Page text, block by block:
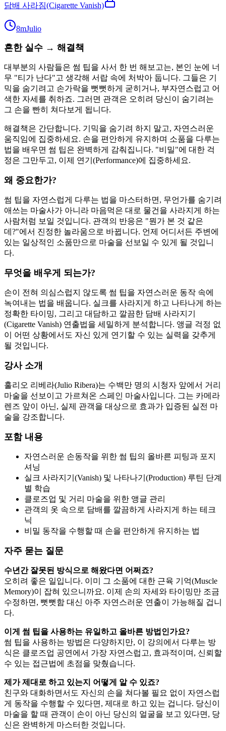
담배 사라짐(Cigarette Vanish)
8mJulio
흔한 실수 → 해결책
대부분의 사람들은 썸 팁을 사서 한 번 해보고는, 본인 눈에 너
무 "티가 난다"고 생각해 서랍 속에 처박아 둡니다. 그들은 기
믹을 숨기려고 손가락을 뻣뻣하게 굳히거나, 부자연스럽고 어
색한 자세를 취하죠. 그러면 관객은 오히려 당신이 숨기려는
그 손을 빤히 쳐다보게 됩니다.
해결책은 간단합니다. 기믹을 숨기려 하지 말고, 자연스러운
움직임에 집중하세요. 손을 편안하게 유지하며 소품을 다루는
법을 배우면 썸 팁은 완벽하게 감춰집니다. "비밀"에 대한 걱
정은 그만두고, 이제 연기(Performance)에 집중하세요.
왜 중요한가?
썸 팁을 자연스럽게 다루는 법을 마스터하면, 무언가를 숨기려
애쓰는 마술사가 아니라 마음먹은 대로 물건을 사라지게 하는
사람처럼 보일 것입니다. 관객의 반응은 "뭔가 본 것 같은
데?"에서 진정한 놀라움으로 바뀝니다. 언제 어디서든 주변에
있는 일상적인 소품만으로 마술을 선보일 수 있게 될 것입니
다.
무엇을 배우게 되는가?
손이 전혀 의심스럽지 않도록 썸 팁을 자연스러운 동작 속에
녹여내는 법을 배웁니다. 실크를 사라지게 하고 나타나게 하는
정확한 타이밍, 그리고 대담하고 깔끔한 담배 사라지기
(Cigarette Vanish) 연출법을 세밀하게 분석합니다. 앵글 걱정 없
이 어떤 상황에서도 자신 있게 연기할 수 있는 실력을 갖추게
될 것입니다.
강사 소개
훌리오 리베라(Julio Ribera)는 수백만 명의 시청자 앞에서 거리
마술을 선보이고 가르쳐온 스페인 마술사입니다. 그는 카메라
렌즈 앞이 아닌, 실제 관객을 대상으로 효과가 입증된 실전 마
술을 강조합니다.
포함 내용
자연스러운 손동작을 위한 썸 팁의 올바른 피팅과 포지
셔닝
실크 사라지기(Vanish) 및 나타나기(Production) 루틴 단계
별 학습
클로즈업 및 거리 마술을 위한 앵글 관리
관객의 옷 속으로 담배를 깔끔하게 사라지게 하는 테크
닉
비밀 동작을 수행할 때 손을 편안하게 유지하는 법
자주 묻는 질문
수년간 잘못된 방식으로 해왔다면 어쩌죠?
오히려 좋은 일입니다. 이미 그 소품에 대한 근육 기억(Muscle
Memory)이 잡혀 있으니까요. 이제 손의 자세와 타이밍만 조금
수정하면, 뻣뻣함 대신 아주 자연스러운 연출이 가능해질 겁니
다.
이게 썸 팁을 사용하는 유일하고 올바른 방법인가요?
썸 팁을 사용하는 방법은 다양하지만, 이 강의에서 다루는 방
식은 클로즈업 공연에서 가장 자연스럽고, 효과적이며, 신뢰할
수 있는 접근법에 초점을 맞췄습니다.
제가 제대로 하고 있는지 어떻게 알 수 있죠?
친구와 대화하면서도 자신의 손을 쳐다볼 필요 없이 자연스럽
게 동작을 수행할 수 있다면, 제대로 하고 있는 겁니다. 당신이
마술을 할 때 관객이 손이 아닌 당신의 얼굴을 보고 있다면, 당
신은 완벽하게 마스터한 것입니다.